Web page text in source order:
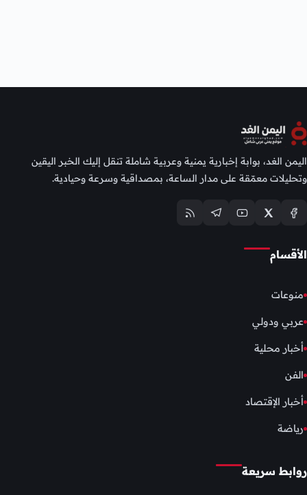
اليمن الغد، بوابة إخبارية يمنية وعربية شاملة تنقل إليك الخبر اليقين
وتحليلات معمّقة على مدار الساعة، بمصداقية وسرعة وحيادية.
الأقسام
منوعات
عربي ودولي
أخبار محلية
الفن
أخبار الإقتصاد
رياضة
روابط سريعة